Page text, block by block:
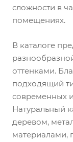
сложности в
помещениях.
В каталоге
оттенками.
подходящий
современных
Натуральный
деревом,
материалами,